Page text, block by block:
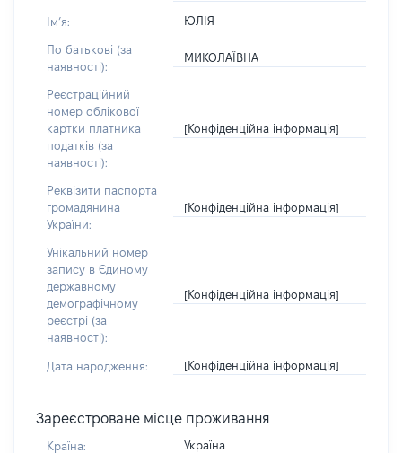
Імʼя: ЮЛІЯ
По батькові (за
наявності):
МИКОЛАЇВНА
Реєстраційний
номер облікової
картки платника
податків (за
наявності):
[Конфіденційна інформація]
Реквізити паспорта
громадянина
України:
[Конфіденційна інформація]
Унікальний номер
запису в Єдиному
державному
демографічному
реєстрі (за
наявності):
[Конфіденційна інформація]
Дата народження: [Конфіденційна інформація]
Зареєстроване місце проживання
Країна: Україна